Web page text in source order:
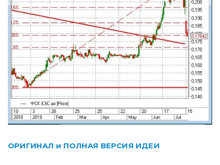
ОРИГИНАЛ и ПОЛНАЯ ВЕРСИЯ ИДЕИ